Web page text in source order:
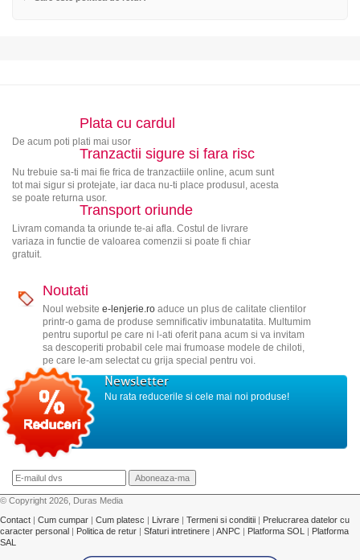
Plata cu cardul
De acum poti plati mai usor
Tranzactii sigure si fara risc
Nu trebuie sa-ti mai fie frica de tranzactiile online, acum sunt
tot mai sigur si protejate, iar daca nu-ti place produsul, acesta
se poate returna usor.
Transport oriunde
Livram comanda ta oriunde te-ai afla. Costul de livrare
variaza in functie de valoarea comenzii si poate fi chiar
gratuit.
Noutati
Noul website e-lenjerie.roaduce un plus de calitate clientilor
printr-o gama de produse semnificativ imbunatatita. Multumim
pentru suportul pe care ni l-ati oferit pana acum si va invitam
sa descoperiti probabil cele mai frumoase modele de chiloti,
pe care le-am selectat cu grija special pentru voi.
Newsletter
Nu rata reducerile si cele mai noi produse!
© Copyright 2026, Duras Media
Contact
Cum cumpar Cum platesc Livrare Termeni si conditii
Prelucrarea datelor cu
caracter personal
Politica de retur Sfaturi intretinere ANPC Platforma SOL
Platforma
SAL